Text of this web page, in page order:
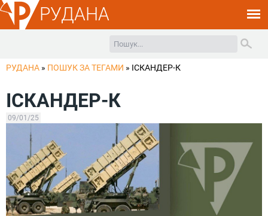
РУДАНА
РУДАНА » ПОШУК ЗА ТЕГАМИ » ІСКАНДЕР-К
ІСКАНДЕР-К
09/01/25